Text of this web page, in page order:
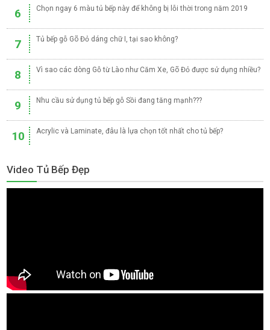
6 Chọn ngay 6 màu tủ bếp này để không bị lỗi thời trong năm 2019
7 Tủ bếp gỗ Gõ Đỏ dáng chữ I, tại sao không?
8 Vì sao các dòng Gỗ từ Lào như Căm Xe, Gõ Đỏ được sử dụng nhiều?
9 Nhu cầu sử dụng tủ bếp gỗ Sồi đang tăng mạnh???
10 Acrylic và Laminate, đâu là lựa chọn tốt nhất cho tủ bếp?
Video Tủ Bếp Đẹp